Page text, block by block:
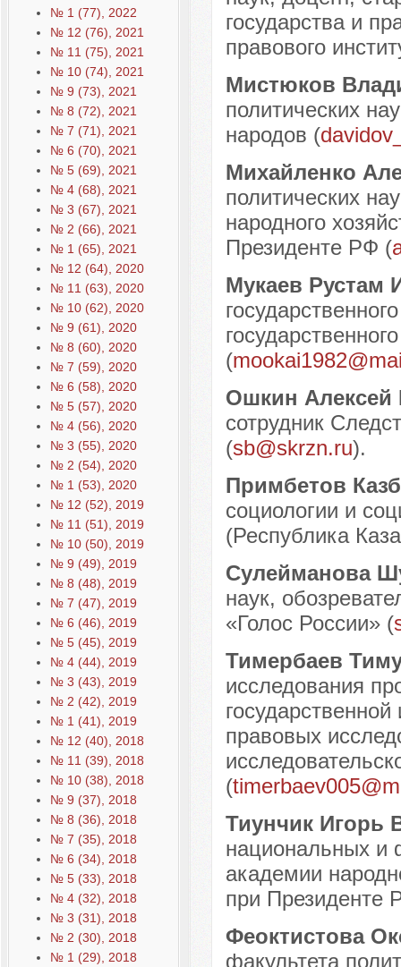
№ 1 (77), 2022
№ 12 (76), 2021
№ 11 (75), 2021
№ 10 (74), 2021
№ 9 (73), 2021
№ 8 (72), 2021
№ 7 (71), 2021
№ 6 (70), 2021
№ 5 (69), 2021
№ 4 (68), 2021
№ 3 (67), 2021
№ 2 (66), 2021
№ 1 (65), 2021
№ 12 (64), 2020
№ 11 (63), 2020
№ 10 (62), 2020
№ 9 (61), 2020
№ 8 (60), 2020
№ 7 (59), 2020
№ 6 (58), 2020
№ 5 (57), 2020
№ 4 (56), 2020
№ 3 (55), 2020
№ 2 (54), 2020
№ 1 (53), 2020
№ 12 (52), 2019
№ 11 (51), 2019
№ 10 (50), 2019
№ 9 (49), 2019
№ 8 (48), 2019
№ 7 (47), 2019
№ 6 (46), 2019
№ 5 (45), 2019
№ 4 (44), 2019
№ 3 (43), 2019
№ 2 (42), 2019
№ 1 (41), 2019
№ 12 (40), 2018
№ 11 (39), 2018
№ 10 (38), 2018
№ 9 (37), 2018
№ 8 (36), 2018
№ 7 (35), 2018
№ 6 (34), 2018
№ 5 (33), 2018
№ 4 (32), 2018
№ 3 (31), 2018
№ 2 (30), 2018
№ 1 (29), 2018
государства и
правового
Мистюков
политических
народов (
Михайленко
политических
народного
Президенте РФ (
Мукаев Рустам
(
Ошкин Алексей
сотрудник
(sb@skrzn.ru).
Примбетов
социологии и
(Республика
Сулейманова
наук,
«Голос России» (
Тимербаев
исследования
правовых
(
Тиунчик Игорь
национальных и
академии
при Президенте
Феоктистова
факультета